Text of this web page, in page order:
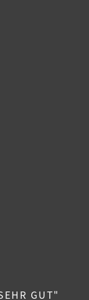
GUT"